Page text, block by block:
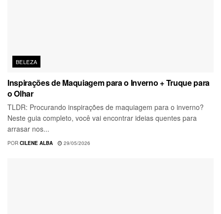
BELEZA
Inspirações de Maquiagem para o Inverno + Truque para
o Olhar
TLDR: Procurando inspirações de maquiagem para o inverno?
Neste guia completo, você vai encontrar ideias quentes para
arrasar nos...
POR CILENE ALBA 29/05/2026